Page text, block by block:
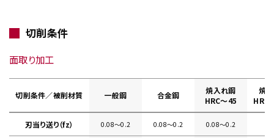
切削条件
面取り加工
切削条件／被削材質 一般鋼 合金鋼
焼入れ鋼
HRC～45
焼
刃当り送り（fz） 0.08〜0.2 0.08〜0.2 0.08〜0.2